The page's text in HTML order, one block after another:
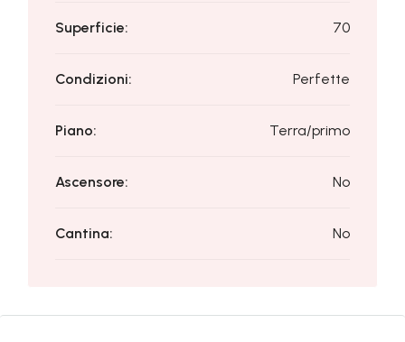
Superficie: 70
Condizioni: Perfette
Piano: Terra/primo
Ascensore: No
Cantina: No